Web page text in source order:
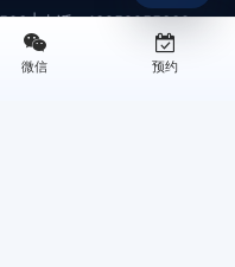
| 电话：13259955338
|垃圾清运—王师傅装修
微信 预约